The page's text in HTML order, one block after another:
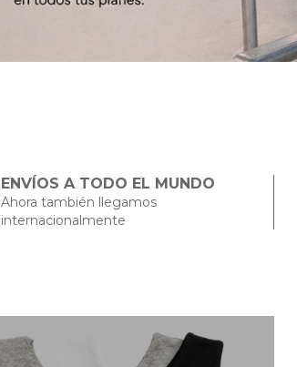
ENVÍOS A TODO EL MUNDO
Ahora también llegamos
internacionalmente